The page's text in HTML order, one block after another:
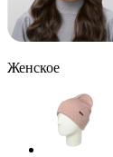
Женское